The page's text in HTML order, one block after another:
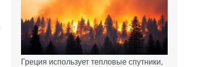
Греция использует тепловые спутники,